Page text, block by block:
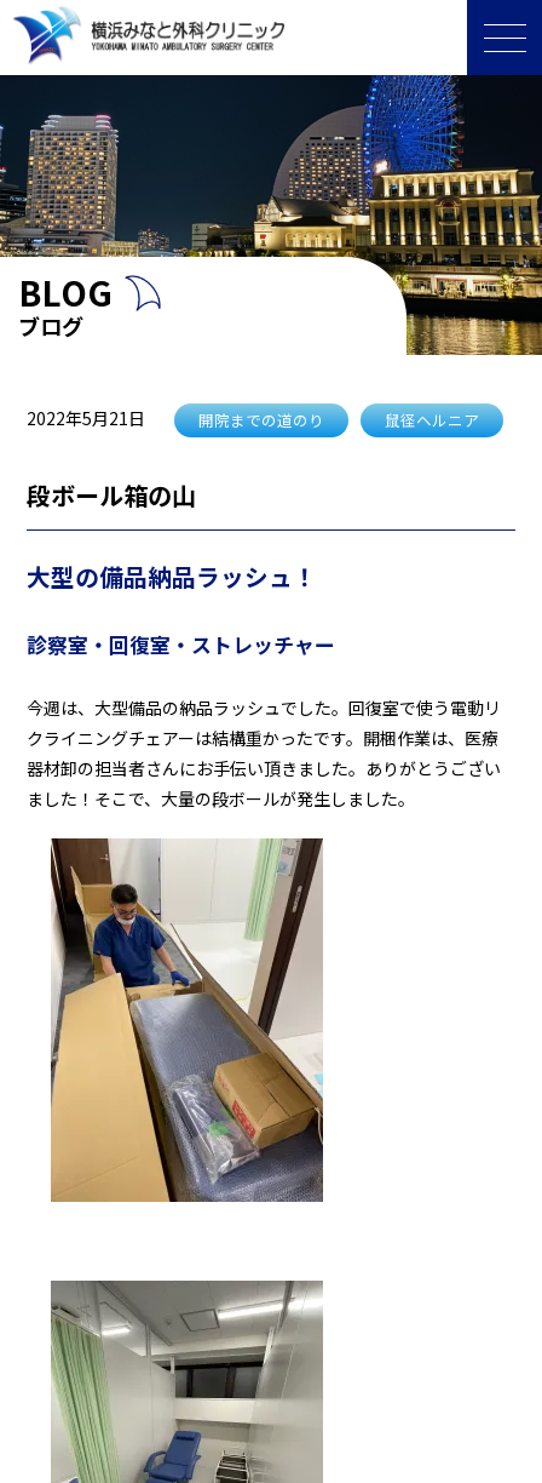
BLOG
ブログ
2022年5月21日 開院までの道のり 鼠径ヘルニア
段ボール箱の山
大型の備品納品ラッシュ！
診察室・回復室・ストレッチャー
今週は、大型備品の納品ラッシュでした。回復室で使う電動リ
クライニングチェアーは結構重かったです。開梱作業は、医療
器材卸の担当者さんにお手伝い頂きました。ありがとうござい
ました！そこで、大量の段ボールが発生しました。